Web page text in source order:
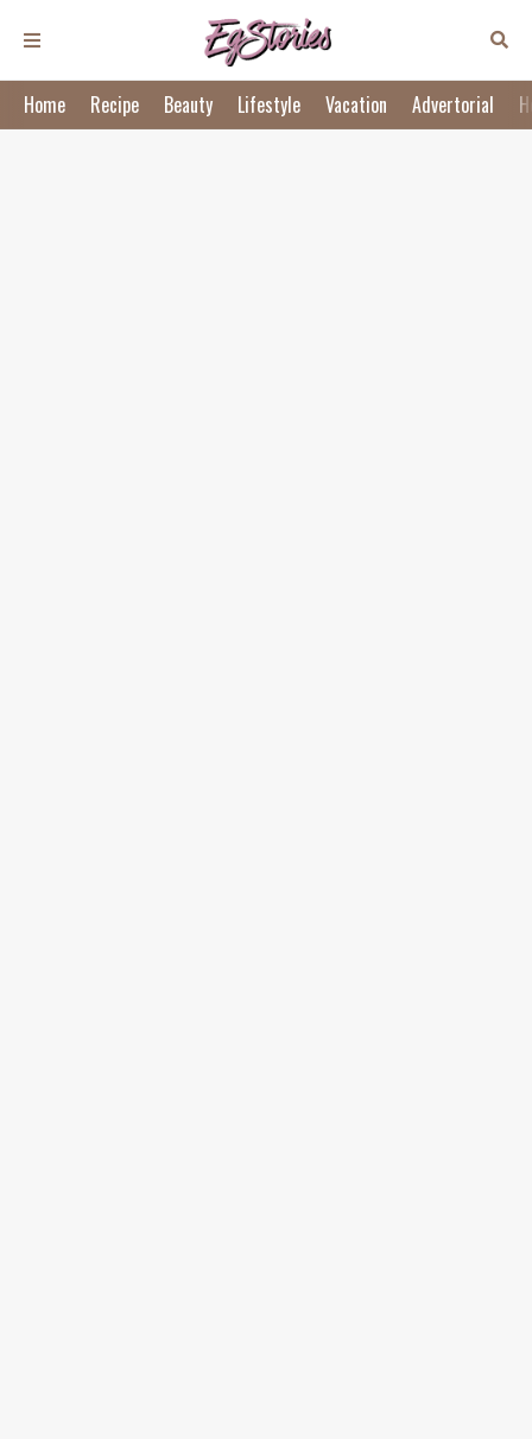
Home Recipe Beauty Lifestyle Vacation Advertorial